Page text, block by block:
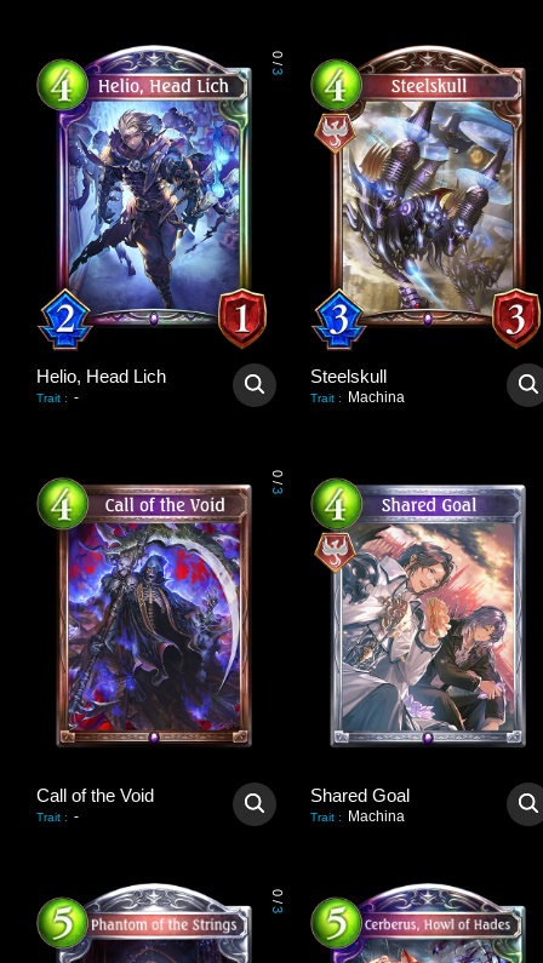
0
/
3
Helio, Head Lich
Trait : -
Steelskull
Trait : Machina
0
/
3
Call of the Void
Trait : -
Shared Goal
Trait : Machina
0
/
3